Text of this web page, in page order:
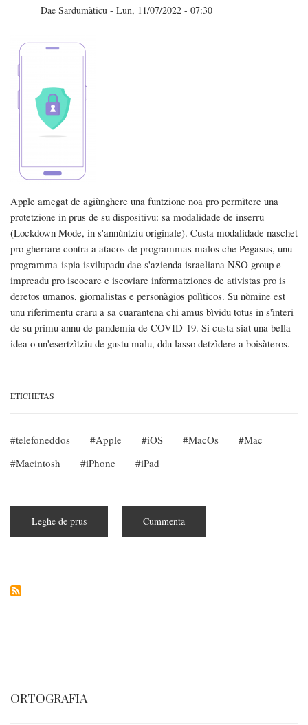
Dae Sardumàticu - Lun, 11/07/2022 - 07:30
Apple amegat de agiùnghere una funtzione noa pro permìtere una
protetzione in prus de su dispositivu: sa modalidade de inserru
(Lockdown Mode, in s'annùntziu originale). Custa modalidade naschet
pro gherrare contra a atacos de programmas malos che Pegasus, unu
programma-ispia isvilupadu dae s'azienda israeliana NSO group e
impreadu pro iscocare e iscoviare informatziones de ativistas pro is
deretos umanos, giornalistas e personàgios polìticos. Su nòmine est
unu riferimentu craru a sa cuarantena chi amus bìvidu totus in s'ìnteri
de su primu annu de pandemia de COVID-19. Si custa siat una bella
idea o un'esertzìtziu de gustu malu, ddu lasso detzìdere a boisàteros.
ETICHETAS
telefoneddos Apple iOS MacOs
Mac
Macintosh
iPhone iPad
Leghe de prus
sa
Cummenta
ORTOGRAFIA